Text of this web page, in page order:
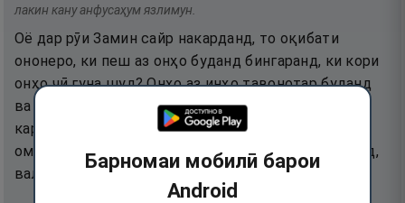
лакин кану анфусаҳум язлимун.
Оё дар рӯи Замин сайр накарданд, то оқибати
ононеро, ки пеш аз онҳо буданд бингаранд, ки кори
онҳо чӣ гуна шуд? Онҳо аз инҳо тавонотар буданд
ва Заминро биронданд ва онро бештар обод
карданд ва пайғамбарон бо муъҷизаҳо барои онҳо
омаданд, пас, набуд, ки Худо бар онҳо ситам кунад,
валекин онҳо бар худ ситам мекарданд.
Барномаи мобилӣ барои
Android